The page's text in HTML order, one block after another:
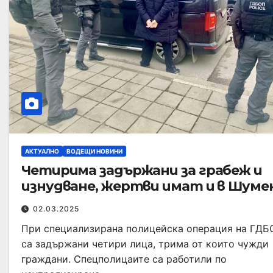
АКТУАЛНО ВОДЕЩИ НОВИНИ
Четирима задържани за грабеж и
изнудване, жертви имат и в
02.03.2025
При специализирана полицейска операция на
са задържани четири лица, трима от които чужди
граждани. Спецполицаите са работили по